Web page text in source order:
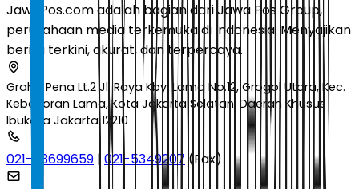
JawaPos.com adalah bagian dari Jawa Pos Group,
perusahaan media terkemuka di Indonesia. Menyajikan
berita terkini, akurat, dan terpercaya.
Graha Pena Lt.2 Jl. Raya Kby. Lama No.12, Grogol Utara, Kec.
Kebayoran Lama, Kota Jakarta Selatan, Daerah Khusus
Ibukota Jakarta 12210
021-53699659 | 021-5349207 (Fax)